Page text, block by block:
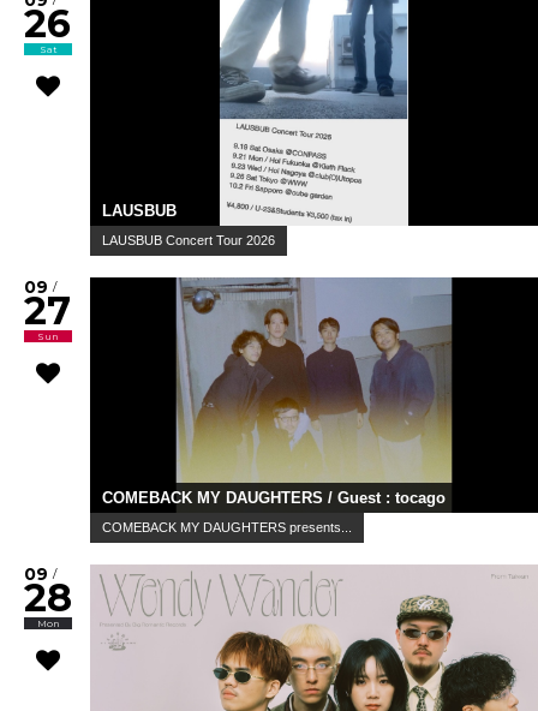
26
Sat
LAUSBUB
LAUSBUB Concert Tour 2026
09 /
27
Sun
COMEBACK MY DAUGHTERS / Guest : tocago
COMEBACK MY DAUGHTERS presents...
09 /
28
Mon